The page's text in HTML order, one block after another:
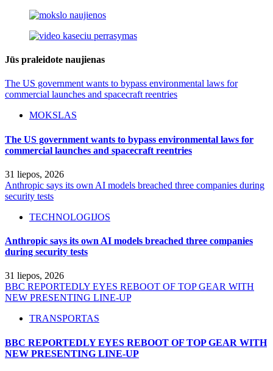
Jūs praleidote naujienas
The US government wants to bypass environmental laws for
commercial launches and spacecraft reentries
MOKSLAS
The US government wants to bypass environmental laws for
commercial launches and spacecraft reentries
31 liepos, 2026
Anthropic says its own AI models breached three companies during
security tests
TECHNOLOGIJOS
Anthropic says its own AI models breached three companies
during security tests
31 liepos, 2026
BBC REPORTEDLY EYES REBOOT OF TOP GEAR WITH
NEW PRESENTING LINE-UP
TRANSPORTAS
BBC REPORTEDLY EYES REBOOT OF TOP GEAR WITH
NEW PRESENTING LINE-UP